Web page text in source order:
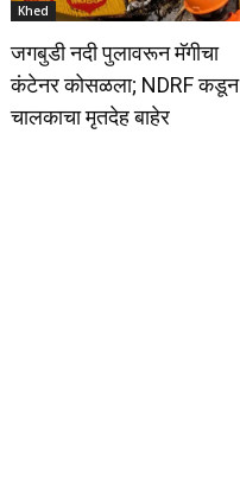
Khed
जगबुडी नदी पुलावरून मॅगीचा
कंटेनर कोसळला; NDRF कडून
चालकाचा मृतदेह बाहेर